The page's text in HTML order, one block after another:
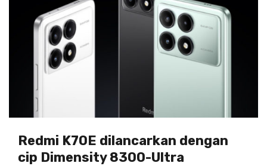
Redmi K70E dilancarkan dengan
cip Dimensity 8300-Ultra